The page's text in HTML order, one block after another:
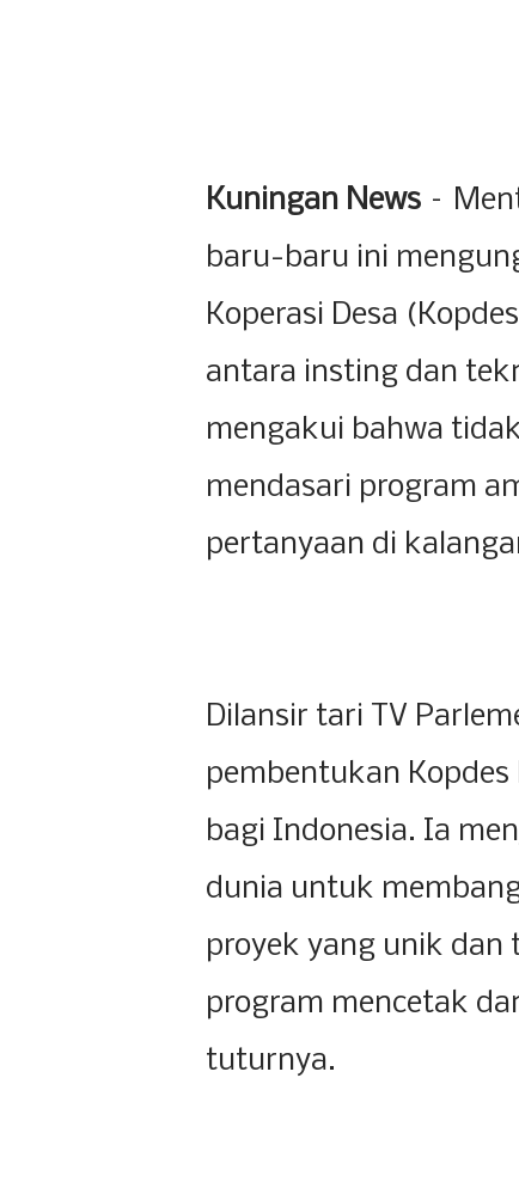
Kuningan News –
baru-baru ini
Koperasi Desa
antara insting dan
mengakui bahwa
mendasari program
pertanyaan di
Dilansir tari TV
pembentukan
bagi Indonesia. Ia
dunia untuk
proyek yang unik dan
program mencetak
tuturnya.